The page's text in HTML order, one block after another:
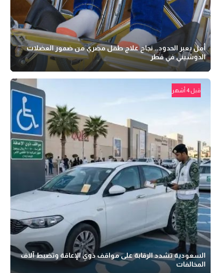
أمل يعبر الحدود.. نجاح علاج طفل مصري من ضمور العضلات
الدوشيني في قطر
قبل 4 أشهر
السعودية تشدد الرقابة على مواقف ذوي الإعاقة وتضبط آلاف
المخالفات